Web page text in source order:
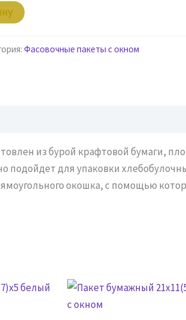
Фасовочные пакеты с окном
из бурой крафтовой бумаги,
подойдет для упаковки
окошка, с помощью